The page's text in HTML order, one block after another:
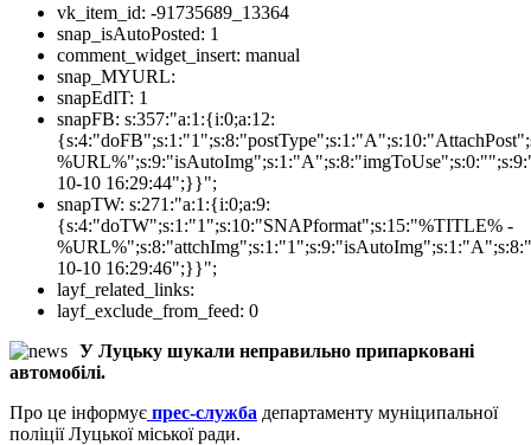
vk_item_id: -91735689_13364
snap_isAutoPosted: 1
comment_widget_insert: manual
snap_MYURL:
snapEdIT: 1
snapFB: s:357:"a:1:{i:0;a:12:
10-10 16:29:44";}}";
snapTW: s:271:"a:1:{i:0;a:9:
{s:4:"doTW";s:1:"1";s:10:"SNAPformat";s:15:"%TITLE% -
10-10 16:29:46";}}";
layf_related_links:
layf_exclude_from_feed: 0
У Луцьку шукали неправильно припарковані
автомобілі.
Про це інформує прес-служба департаменту муніципальної
поліції Луцької міської ради.